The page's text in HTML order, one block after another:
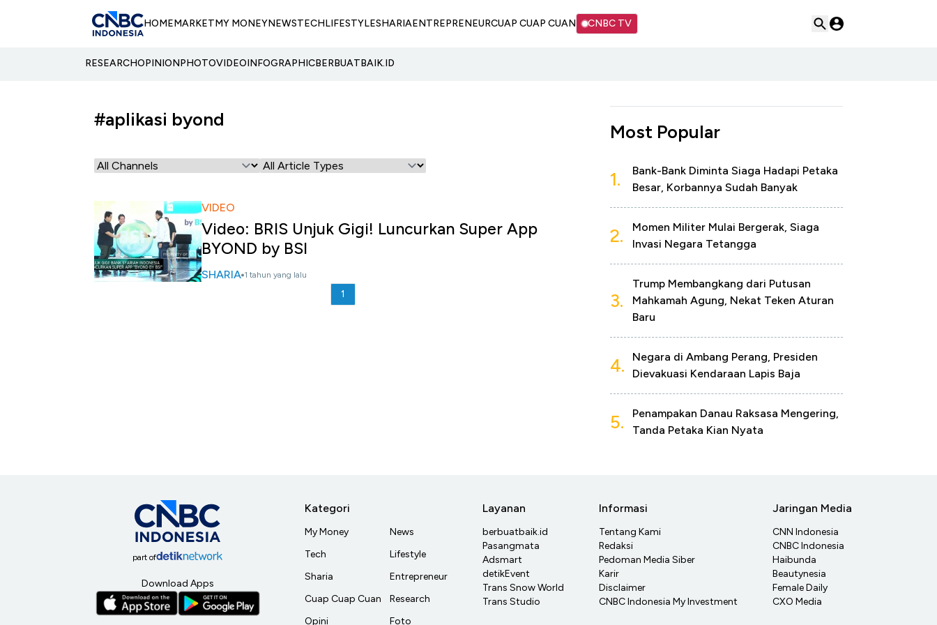
HOMEMARKETMY MONEYNEWSTECHLIFESTYLESHARIAENTREPRENEURCUAP CUAP CUAN CNBC TV
RESEARCHOPINIONPHOTOVIDEOINFOGRAPHICBERBUATBAIK.ID
#aplikasi byond
VIDEO
Video: BRIS Unjuk Gigi! Luncurkan Super App
BYOND by BSI
SHARIA 1 tahun yang lalu
1
Most Popular
1.
Bank-Bank Diminta Siaga Hadapi Petaka
Besar, Korbannya Sudah Banyak
2.
Momen Militer Mulai Bergerak, Siaga
Invasi Negara Tetangga
3.
Trump Membangkang dari Putusan
Mahkamah Agung, Nekat Teken Aturan
Baru
4.
Negara di Ambang Perang, Presiden
Dievakuasi Kendaraan Lapis Baja
5.
Penampakan Danau Raksasa Mengering,
Tanda Petaka Kian Nyata
part of
Download Apps
Kategori
My Money
Tech
Sharia
Cuap Cuap Cuan
Opini
News
Lifestyle
Entrepreneur
Research
Foto
Layanan
berbuatbaik.id
Pasangmata
Adsmart
detikEvent
Trans Snow World
Trans Studio
Informasi
Tentang Kami
Redaksi
Pedoman Media Siber
Karir
Disclaimer
CNBC Indonesia My Investment
Jaringan Media
CNN Indonesia
CNBC Indonesia
Haibunda
Beautynesia
Female Daily
CXO Media